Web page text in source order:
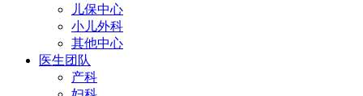
儿保中心
小儿外科
其他中心
医生团队
产科